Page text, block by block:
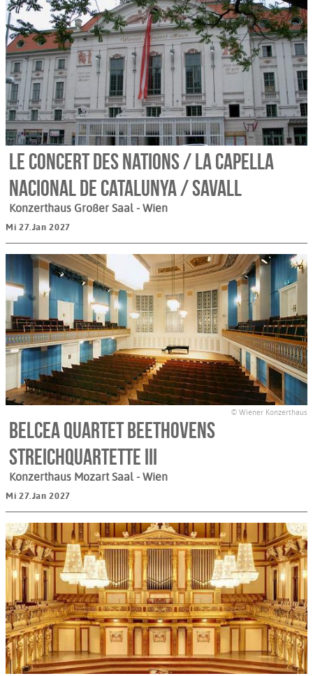
Le Concert des Nations / La Capella
Nacional de Catalunya / Savall
Konzerthaus Großer Saal - Wien
Mi 27.Jan 2027
© Wiener Konzerthaus
Belcea Quartet Beethovens
Streichquartette III
Konzerthaus Mozart Saal - Wien
Mi 27.Jan 2027